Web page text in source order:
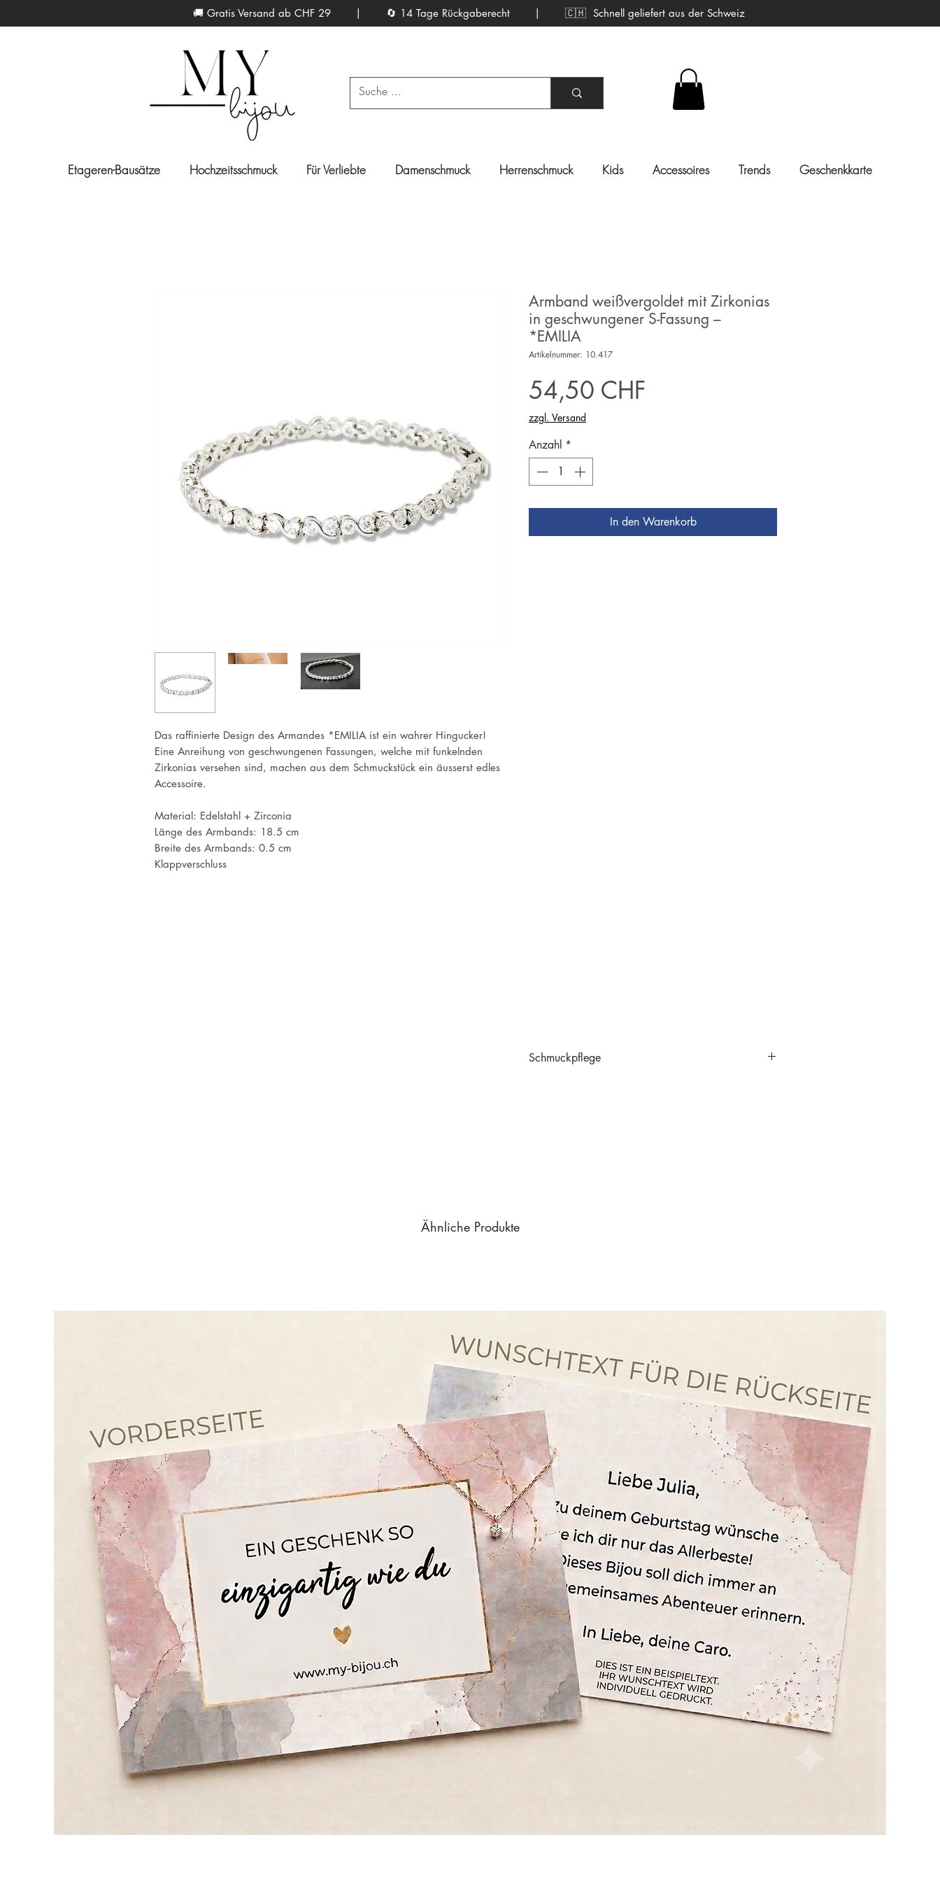
🚚 Gratis Versand ab CHF 29 | 🔄 14 Tage Rückgaberecht | 🇨🇭 Schnell geliefert aus der Schweiz
Etageren-Bausätze Hochzeitsschmuck Für Verliebte Damenschmuck Herrenschmuck Kids Accessoires Trends Geschenkkarte
Das raffinierte Design des Armandes *EMILIA ist ein wahrer Hingucker!
Eine Anreihung von geschwungenen Fassungen, welche mit funkelnden
Zirkonias versehen sind, machen aus dem Schmuckstück ein äusserst edles
Accessoire.
Material: Edelstahl + Zirconia
Länge des Armbands: 18.5 cm
Breite des Armbands: 0.5 cm
Klappverschluss
Armband weißvergoldet mit Zirkonias
in geschwungener S-Fassung –
*EMILIA
Artikelnummer: 10.417
54,50 CHF
zzgl. Versand
Anzahl *
In den Warenkorb
Schmuckpflege
Ähnliche Produkte